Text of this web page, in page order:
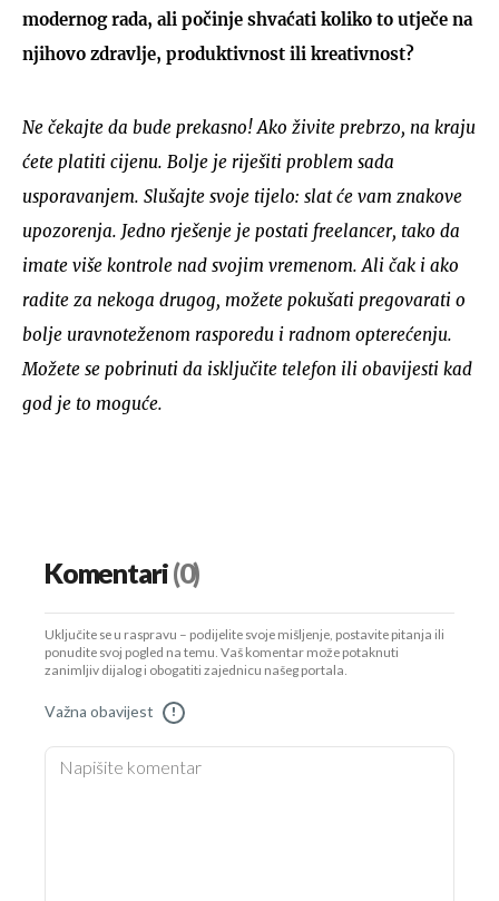
modernog rada, ali počinje shvaćati koliko to utječe na
njihovo zdravlje, produktivnost ili kreativnost?
Ne čekajte da bude prekasno! Ako živite prebrzo, na kraju
ćete platiti cijenu. Bolje je riješiti problem sada
usporavanjem. Slušajte svoje tijelo: slat će vam znakove
upozorenja. Jedno rješenje je postati freelancer, tako da
imate više kontrole nad svojim vremenom. Ali čak i ako
radite za nekoga drugog, možete pokušati pregovarati o
bolje uravnoteženom rasporedu i radnom opterećenju.
Možete se pobrinuti da isključite telefon ili obavijesti kad
god je to moguće.
Komentari(0)
Uključite se u raspravu – podijelite svoje mišljenje, postavite pitanja ili
ponudite svoj pogled na temu. Vaš komentar može potaknuti
zanimljiv dijalog i obogatiti zajednicu našeg portala.
Važna obavijest !